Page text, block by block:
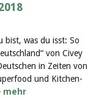
bist, was du isst: So
von Civey
in Zeiten von
und Kitchen-
mehr